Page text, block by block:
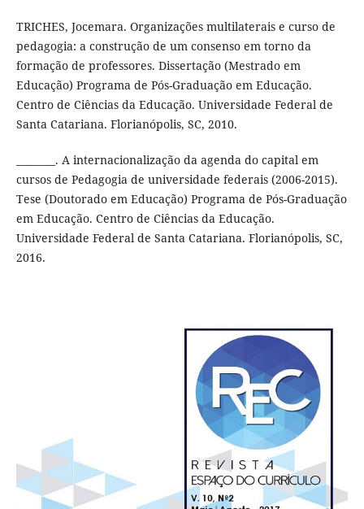
TRICHES, Jocemara. Organizações multilaterais e curso de
pedagogia: a construção de um consenso em torno da
formação de professores. Dissertação (Mestrado em
Educação) Programa de Pós-Graduação em Educação.
Centro de Ciências da Educação. Universidade Federal de
Santa Catariana. Florianópolis, SC, 2010.
________. A internacionalização da agenda do capital em
cursos de Pedagogia de universidade federais (2006-2015).
Tese (Doutorado em Educação) Programa de Pós-Graduação
em Educação. Centro de Ciências da Educação.
Universidade Federal de Santa Catariana. Florianópolis, SC,
2016.